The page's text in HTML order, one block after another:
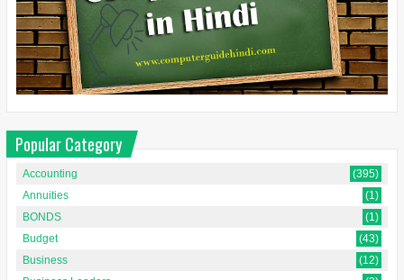
Popular Category
Accounting
(395)
Annuities
(1)
BONDS
(1)
Budget
(43)
Business
(12)